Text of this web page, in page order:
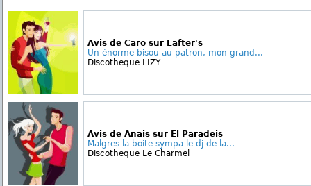
Avis de Caro sur Lafter's
Un énorme bisou au patron, mon grand...
Discotheque LIZY
Avis de Anais sur El Paradeis
Malgres la boite sympa le dj de la...
Discotheque Le Charmel